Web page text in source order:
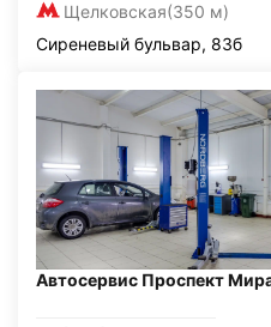
Щелковская(350 м)
Сиреневый бульвар, 83б
Автосервис Проспект